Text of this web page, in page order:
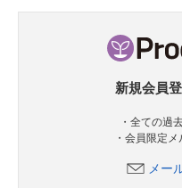
新規会員
・全ての過
・会員限定
メー